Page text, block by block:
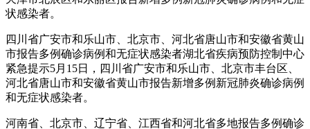
状感染者。
四川省广安市和乐山市、北京市、河北省唐山市和安徽省黄山
市报告多例确诊病例和无症状感染者湖北省疾病预防控制中心
紧急提示5月15日，四川省广安市和乐山市、北京市丰台区、
河北省唐山市和安徽省黄山市报告新增多例新冠肺炎确诊病例
和无症状感染者。
河南省、北京市、辽宁省、江西省和河北省多地报告多例确诊